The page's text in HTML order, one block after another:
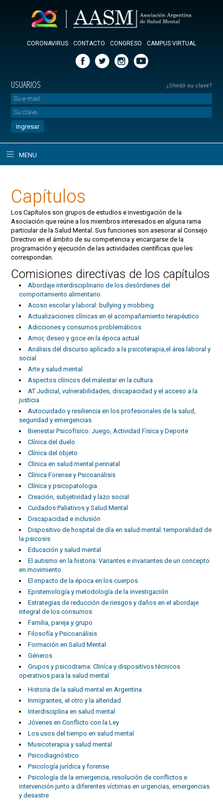
CORONAVIRUS CONTACTO CONGRESO CAMPUS VIRTUAL
USUARIOS ¿Olvidó su clave?
MENU
Capítulos
Los Capítulos son grupos de estudios e investigación de la
Asociación que reúne a los miembros interesados en alguna rama
particular de la Salud Mental. Sus funciones son asesorar al Consejo
Directivo en el ámbito de su competencia y encargarse de la
programación y ejecución de las actividades científicas que les
correspondan.
Comisiones directivas de los capítulos
Abordaje interdisciplinario de los desórdenes del
comportamiento alimentario
Acoso escolar y laboral: bullying y mobbing
Actualizaciones clínicas en el acompañamiento terapéutico
Adicciones y consumos problemáticos
Amor, deseo y goce en la época actual
Análisis del discurso aplicado a la psicoterapia,el área laboral y
social
Arte y salud mental
Aspectos clínicos del malestar en la cultura
AT Judicial, vulnerabilidades, discapacidad y el acceso a la
justicia
Autocuidado y resiliencia en los profesionales de la salud,
seguridad y emergencias
Bienestar Psicofísico: Juego, Actividad Física y Deporte
Clínica del duelo
Clínica del objeto
Clínica en salud mental perinatal
Clínica Forense y Psicoanálisis
Clínica y psicopatologia
Creación, subjetividad y lazo social
Cuidados Paliativos y Salud Mental
Discapacidad e inclusión
Dispositivo de hospital de día en salud mental: temporalidad de
la psicosis
Educación y salud mental
El autismo en la historia: Variantes e invariantes de un concepto
en movimiento
El impacto de la época en los cuerpos
Epistemología y metodología de la investigación
Estrategias de reducción de riesgos y daños en el abordaje
integral de los consumos
Familia, pareja y grupo
Filosofía y Psicoanálisis
Formación en Salud Mental
Géneros
Grupos y psicodrama: Cliníca y dispositivos técnicos
operativos para la salud mental
Historia de la salud mental en Argentina
Inmigrantes, el otro y la alteridad
Interdisciplina en salud mental
Jóvenes en Conflicto con la Ley
Los usos del tiempo en salud mental
Musicoterapia y salud mental
Psicodiagnóstico
Psicología jurídica y forense
Psicología de la emergencia, resolución de conflictos e
intervención junto a diferentes víctimas en urgencias, emergencias
y desastre